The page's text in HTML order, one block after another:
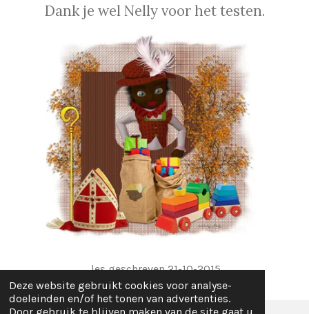
Deze website gebruikt cookies voor analyse-
doeleinden en/of het tonen van advertenties.
Dank je wel Nelly voor het testen.
les geschreven 21-10-2015